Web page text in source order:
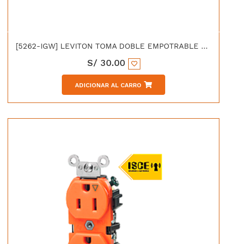
[5262-IGW] LEVITON TOMA DOBLE EMPOTRABLE G/INDUSTRIAL TIERRA AISLADA 2X15A L/T 125V BLANCO
S/ 30.00
ADICIONAR AL CARRO